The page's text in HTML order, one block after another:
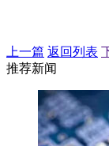
上一篇 返回列表
推荐新闻